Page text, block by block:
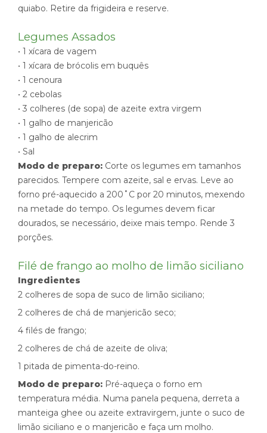
quiabo. Retire da frigideira e reserve.
Legumes Assados
• 1 xícara de vagem
• 1 xícara de brócolis em buquês
• 1 cenoura
• 2 cebolas
• 3 colheres (de sopa) de azeite extra virgem
• 1 galho de manjericão
• 1 galho de alecrim
• Sal
Modo de preparo: Corte os legumes em tamanhos
parecidos. Tempere com azeite, sal e ervas. Leve ao
forno pré-aquecido a 200˚C por 20 minutos, mexendo
na metade do tempo. Os legumes devem ficar
dourados, se necessário, deixe mais tempo. Rende 3
porções.
Filé de frango ao molho de limão siciliano
Ingredientes
2 colheres de sopa de suco de limão siciliano;
2 colheres de chá de manjericão seco;
4 filés de frango;
2 colheres de chá de azeite de oliva;
1 pitada de pimenta-do-reino.
Modo de preparo: Pré-aqueça o forno em
temperatura média. Numa panela pequena, derreta a
manteiga ghee ou azeite extravirgem, junte o suco de
limão siciliano e o manjericão e faça um molho.